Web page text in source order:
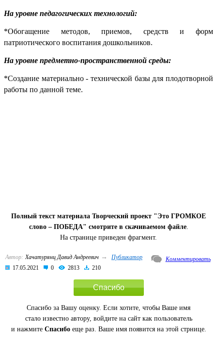
На уровне педагогических технологий:
*Обогащение методов, приемов, средств и форм
патриотического воспитания дошкольников.
На уровне предметно-пространственной среды:
*Создание материально - технической базы для плодотворной
работы по данной теме.
Полный текст материала Творческий проект "Это ГРОМКОЕ
слово – ПОБЕДА" смотрите в скачиваемом файле.
На странице приведен фрагмент.
Автор: Хачатурянц Давид Андреевич →
Публикатор
17.05.2021
0 2813 210
Комментировать
Спасибо
Спасибо за Вашу оценку. Если хотите, чтобы Ваше имя
стало известно автору, войдите на сайт как пользователь
и нажмите Спасибоеще раз. Ваше имя появится на этой стрнице.